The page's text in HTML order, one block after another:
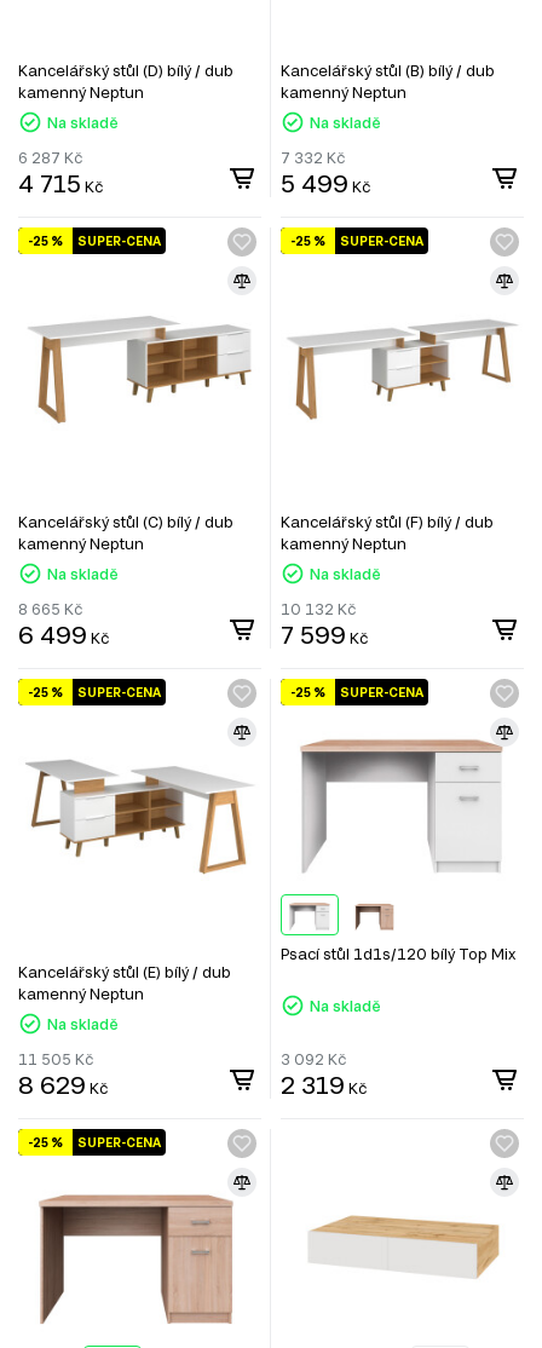
Kancelářský stůl (D) bílý / dub
kamenný Neptun
Na skladě
6 287 Kč
4 715 Kč
Kancelářský stůl (B) bílý / dub
kamenný Neptun
Na skladě
7 332 Kč
5 499 Kč
SUPER-CENA
-25 %
Kancelářský stůl (C) bílý / dub
kamenný Neptun
Na skladě
8 665 Kč
6 499 Kč
SUPER-CENA
-25 %
Kancelářský stůl (F) bílý / dub
kamenný Neptun
Na skladě
10 132 Kč
7 599 Kč
SUPER-CENA
-25 %
Kancelářský stůl (E) bílý / dub
kamenný Neptun
Na skladě
11 505 Kč
8 629 Kč
SUPER-CENA
-25 %
Psací stůl 1d1s/120 bílý Top Mix
Na skladě
3 092 Kč
2 319 Kč
SUPER-CENA
-25 %